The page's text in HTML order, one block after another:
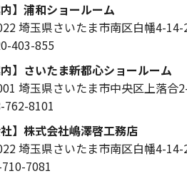
内】浦和ショールーム
埼玉県さいたま市南区白幡4-14-
403-855
内】さいたま新都心ショールーム
埼玉県さいたま市中央区上落合
762-8101
社】株式会社嶋澤啓工務店
埼玉県さいたま市南区白幡4-14-
7081